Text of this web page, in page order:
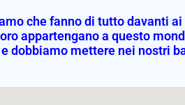
che fanno di tutto davanti
appartengano a questo
dobbiamo mettere nei nostri